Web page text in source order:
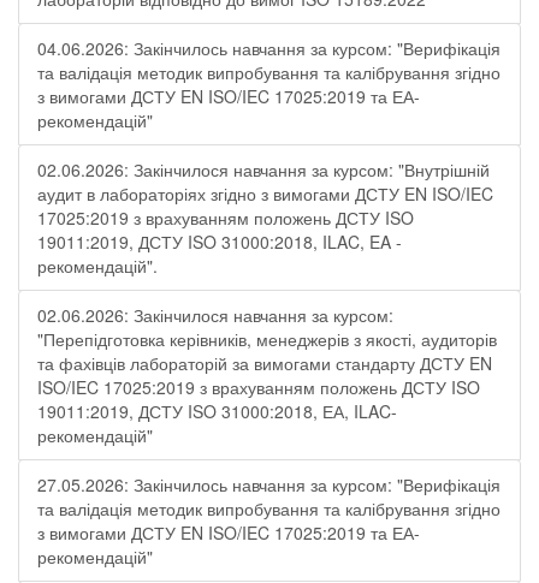
04.06.2026: Закінчилось навчання за курсом: "Верифікація
та валідація методик випробування та калібрування згідно
з вимогами ДСТУ EN ISO/IEC 17025:2019 та ЕА-
рекомендацій"
02.06.2026: Закінчилося навчання за курсом: "Внутрішній
аудит в лабораторіях згідно з вимогами ДСТУ EN ISO/IEC
17025:2019 з врахуванням положень ДСТУ ISO
19011:2019, ДСТУ ISO 31000:2018, ILAC, EA -
рекомендацій".
02.06.2026: Закінчилося навчання за курсом:
"Перепідготовка керівників, менеджерів з якості, аудиторів
та фахівців лабораторій за вимогами стандарту ДСТУ EN
ISO/IEC 17025:2019 з врахуванням положень ДСТУ ISO
19011:2019, ДСТУ ISO 31000:2018, ЕА, ILAC-
рекомендацій"
27.05.2026: Закінчилось навчання за курсом: "Верифікація
та валідація методик випробування та калібрування згідно
з вимогами ДСТУ EN ISO/IEC 17025:2019 та ЕА-
рекомендацій"